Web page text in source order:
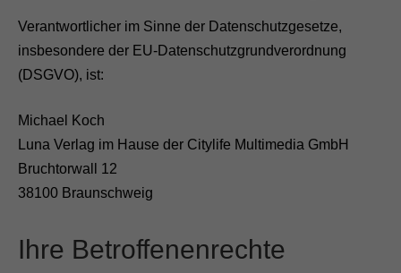
Verantwortlicher im Sinne der Datenschutzgesetze,
insbesondere der EU-Datenschutzgrundverordnung
(DSGVO), ist:
Michael Koch
Luna Verlag im Hause der Citylife Multimedia GmbH
Bruchtorwall 12
38100 Braunschweig
Ihre Betroffenenrechte